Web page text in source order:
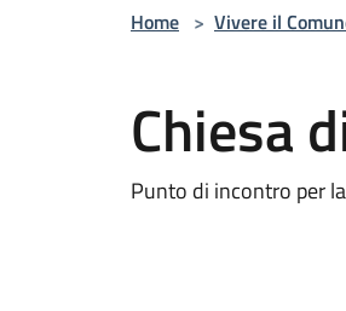
Home > Vivere il
Chiesa
Punto di incontro per